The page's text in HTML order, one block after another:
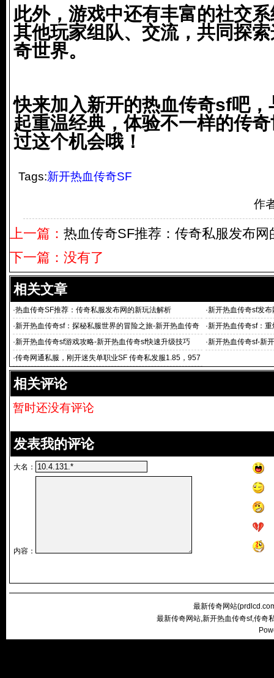
此外，游戏中还有丰富的社交
其他玩家组队、交流，共同探
奇世界。
快来加入新开的热血传奇sf吧
起重温经典，体验不一样的传
过这个机会哦！
Tags:新开热血传奇SF
作
上一篇： 热血传奇SF推荐：传奇私服发布网
下一篇：没有了
相关文章
·热血传奇SF推荐：传奇私服发布网的新玩法解析 ·新开热血传奇sf发
·新开热血传奇sf：探秘私服世界的冒险之旅-新开热血传奇
sf：解锁未知副本，体验全新传奇人生
·新开热血传奇sf：
来的新体验
·新开热血传奇sf游戏攻略-新开热血传奇sf快速升级技巧 ·新开热血传奇sf-新
·传奇网通私服，刚开迷失单职业SF 传奇私发服1.85，957
1网通传奇私服网站_
相关评论
暂时还没有评论
发表我的评论
大名：
内容：
最新传奇网站(
最新传奇网站,新开热血传奇sf,传奇